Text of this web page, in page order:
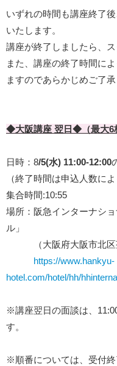
いずれの時間も講座終了
いたします。
講座が終了しましたら、
また、講座の終了時間に
ますのであらかじめご了承
◆大阪講座 翌日◆（最大6
日時：8/5(水) 11:00-12:00
（終了時間は申込人数に
集合時間:10:55
場所：阪急インターナシ
ル」
（大阪府大阪市北区茶
https://www.hankyu-
hotel.com/hotel/hh/
※講座翌日の面談は、
す。
※順番については、受付